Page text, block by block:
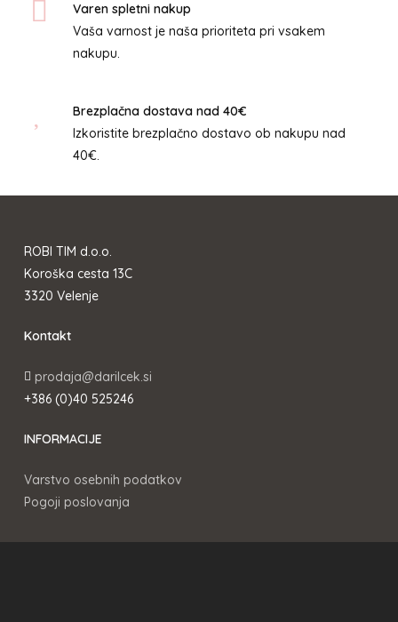
Varen spletni nakup
Vaša varnost je naša prioriteta pri vsakem
nakupu.
Brezplačna dostava nad 40€
Izkoristite brezplačno dostavo ob nakupu nad
40€.
ROBI TIM d.o.o.
Koroška cesta 13C
3320 Velenje
Kontakt
prodaja@darilcek.si
+386 (0)40 525246
INFORMACIJE
Varstvo osebnih podatkov
Pogoji poslovanja